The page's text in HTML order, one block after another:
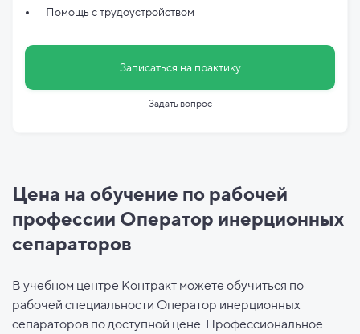
Помощь с трудоустройством
Записаться на практику
Задать вопрос
Цена на обучение по рабочей
профессии Оператор инерционных
сепараторов
В учебном центре Контракт можете обучиться по
рабочей специальности Оператор инерционных
сепараторов по доступной цене. Профессиональное